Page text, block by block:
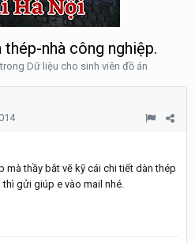
nhà công nghiệp.
trong Dữ liệu cho sinh viên đồ án
mà thầy bắt vẽ kỹ cái chi tiết dàn thép
gửi giúp e vào mail nhé.